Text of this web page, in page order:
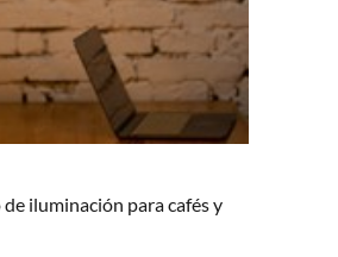
iluminación para cafés y